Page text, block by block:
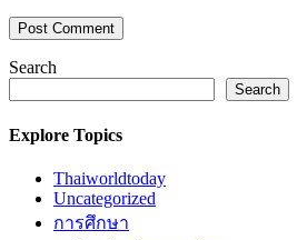
Search
Search
Explore Topics
Thaiworldtoday
Uncategorized
การศึกษา